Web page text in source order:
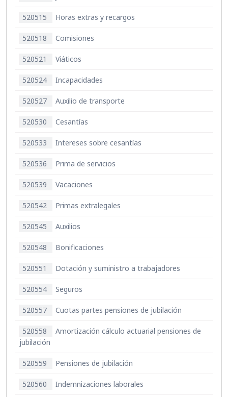
520515 Horas extras y recargos
520518 Comisiones
520521 Viáticos
520524 Incapacidades
520527 Auxilio de transporte
520530 Cesantías
520533 Intereses sobre cesantías
520536 Prima de servicios
520539 Vacaciones
520542 Primas extralegales
520545 Auxilios
520548 Bonificaciones
520551 Dotación y suministro a trabajadores
520554 Seguros
520557 Cuotas partes pensiones de jubilación
520558
Amortización cálculo actuarial pensiones de
jubilación
520559 Pensiones de jubilación
520560 Indemnizaciones laborales